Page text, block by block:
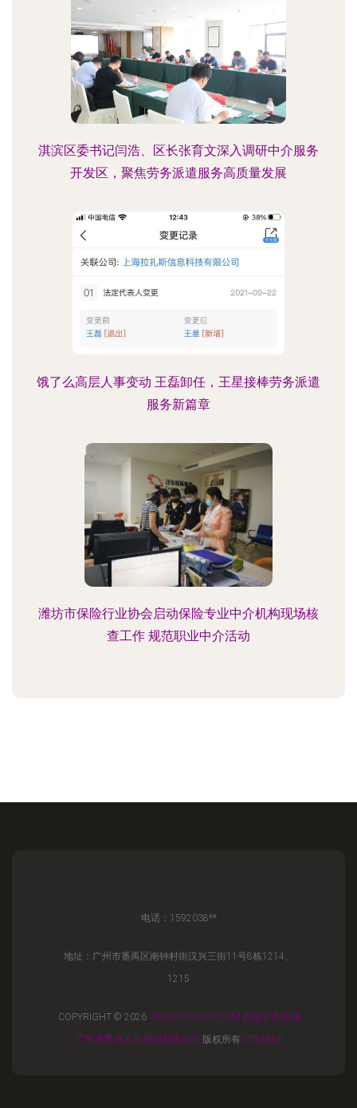
淇滨区委书记闫浩、区长张育文深入调研中介服务
开发区，聚焦劳务派遣服务高质量发展
饿了么高层人事变动 王磊卸任，王星接棒劳务派遣
服务新篇章
潍坊市保险行业协会启动保险专业中介机构现场核
查工作 规范职业中介活动
电话：1592038**
地址：广州市番禺区南钟村街汉兴三街11号8栋1214、
1215
COPYRIGHT © 2026 WWW.XIYUEHR.COM 职业中介活动
广州市希月人力资源有限公司 版权所有 SITEMAP